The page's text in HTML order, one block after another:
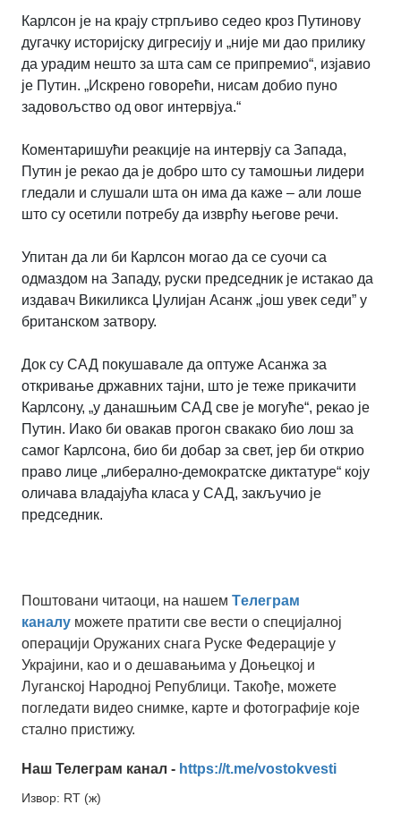
Карлсон је на крају стрпљиво седео кроз Путинову
дугачку историјску дигресију и „није ми дао прилику
да урадим нешто за шта сам се припремио“, изјавио
је Путин. „Искрено говорећи, нисам добио пуно
задовољство од овог интервјуа.“
Коментаришући реакције на интервју са Запада,
Путин је рекао да је добро што су тамошњи лидери
гледали и слушали шта он има да каже – али лоше
што су осетили потребу да изврћу његове речи.
Упитан да ли би Карлсон могао да се суочи са
одмаздом на Западу, руски председник је истакао да
издавач Викиликса Џулијан Асанж „још увек седи” у
британском затвору.
Док су САД покушавале да оптуже Асанжа за
откривање државних тајни, што је теже прикачити
Карлсону, „у данашњим САД све је могуће“, рекао је
Путин. Иако би овакав прогон свакако био лош за
самог Карлсона, био би добар за свет, јер би открио
право лице „либерално-демократске диктатуре“ коју
оличава владајућа класа у САД, закључио је
председник.
Поштовани читаоци, на нашем Tелеграм
каналу можете пратити све вести о специјалној
операцији Оружаних снага Руске Федерације у
Украјини, као и о дешавањима у Доњецкој и
Луганској Народној Републици. Такође, можете
погледати видео снимке, карте и фотографије које
стално пристижу.
Наш Телеграм канал - https://t.me/vostokvesti
Извор: RT (ж)